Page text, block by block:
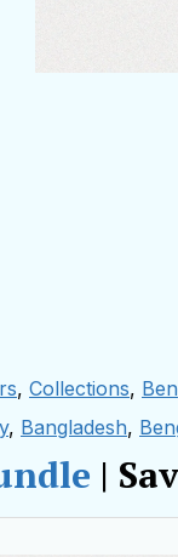
, Collections,
, Bangladesh,
|